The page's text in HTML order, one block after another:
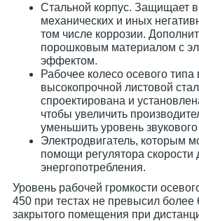
Стальной корпус. Защищает
механических и иных
том числе коррозии.
порошковым материалом с
эффектом.
Рабочее колесо осевого
высокопрочной листовой
спроектирована и
чтобы увеличить
уменьшить уровень
Электродвигатель, которым
помощи регулятора скорости
энергопотребления.
Уровень рабочей громкости
450 при тестах не превысил более
закрытого помещения при